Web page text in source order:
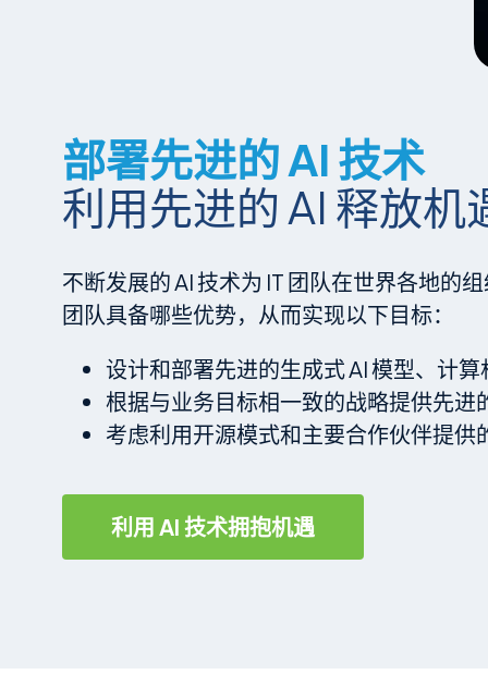
部署先进的 AI 技术
利用先进的 AI 释放机
不断发展的 AI 技术为 IT 团队在世界各地的
团队具备哪些优势，从而实现以下目标：
设计和部署先进的生成式 AI 模型、计
根据与业务目标相一致的战略提供先进
考虑利用开源模式和主要合作伙伴提供
利用 AI 技术拥抱机遇